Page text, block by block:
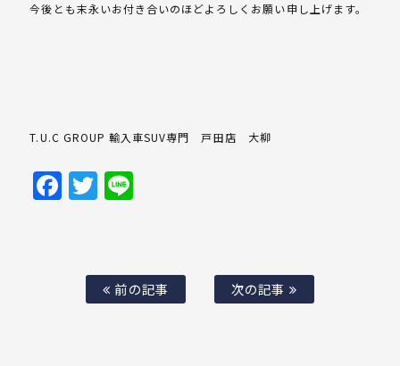
今後とも末永いお付き合いのほどよろしくお願い申し上げます。
T.U.C GROUP 輸入車SUV専門 戸田店 大柳
Facebook
Twitter
前の記事 次の記事